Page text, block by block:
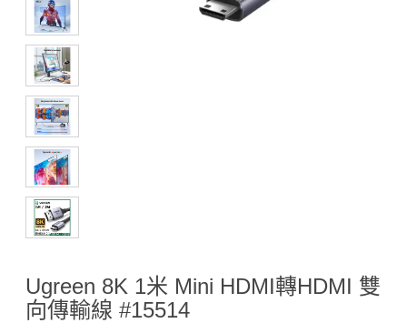
Ugreen 8K 1米 Mini HDMI轉HDMI 雙
向傳輸線 #15514